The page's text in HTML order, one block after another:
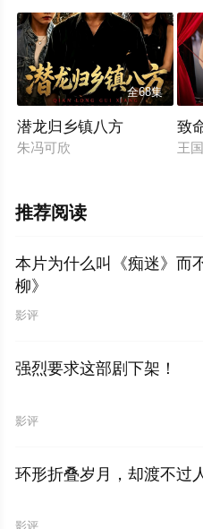
全68集
潜龙归乡镇八方
朱冯可欣
致
王
推荐阅读
本片为什么叫《痴迷》而
柳》
影评
强烈要求这部剧下架！
影评
环形折叠岁月，却渡不过
影评